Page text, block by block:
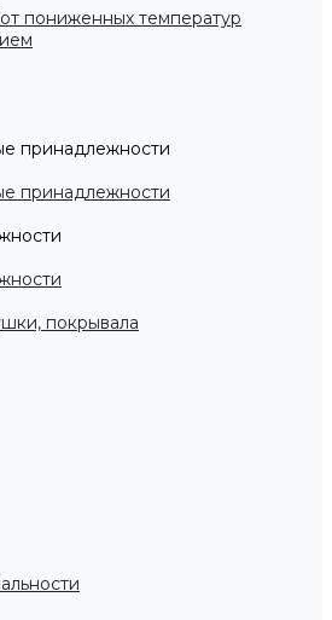
пониженных температур
принадлежности
принадлежности
покрывала